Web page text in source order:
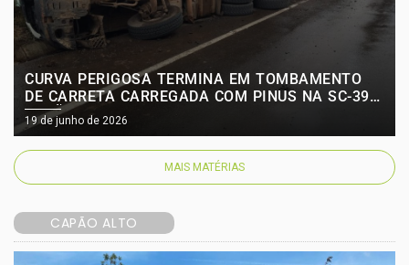
CURVA PERIGOSA TERMINA EM TOMBAMENTO
DE CARRETA CARREGADA COM PINUS NA SC-390
CAPÃO ALTO
19 de junho de 2026
MAIS MATÉRIAS
CAPÃO ALTO